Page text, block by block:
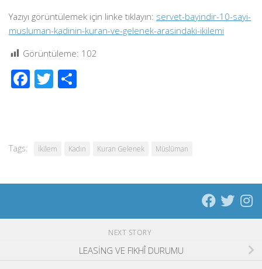
Yazıyı görüntülemek için linke tıklayın: servet-bayindir-10-sayi-
musluman-kadinin-kuran-ve-gelenek-arasindaki-ikilemi
Görüntüleme: 102
Facebook
Twitter
Tags: İkilem Kadın Kuran Gelenek Müslüman
NEXT STORY
LEASİNG VE FIKHÎ DURUMU